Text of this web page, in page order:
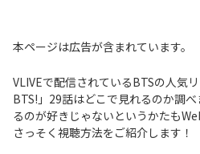
本ページは広告が含まれています。
VLIVEで配信されているBTSの人気
BTS!」29話はどこで見れるのか調
るのが好きじゃないというかたも
さっそく視聴方法をご紹介します！